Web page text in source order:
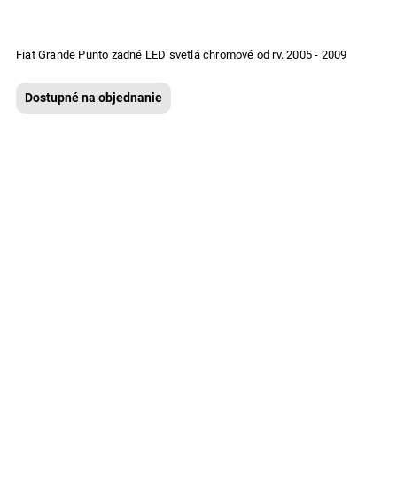
Fiat Grande Punto zadné LED svetlá chromové od rv. 2005 - 2009
Dostupné na objednanie